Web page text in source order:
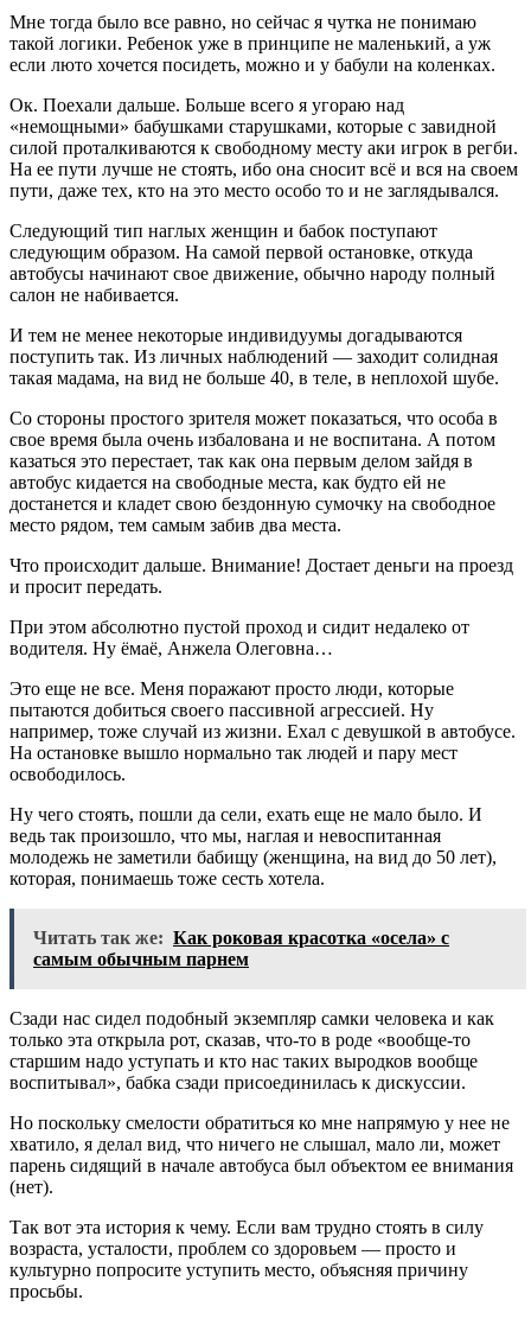
Мне тогда было все равно, но сейчас я чутка не понимаю
такой логики. Ребенок уже в принципе не маленький, а уж
если люто хочется посидеть, можно и у бабули на коленках.
Ок. Поехали дальше. Больше всего я угораю над
«немощными» бабушками старушками, которые с завидной
силой проталкиваются к свободному месту аки игрок в регби.
На ее пути лучше не стоять, ибо она сносит всё и вся на своем
пути, даже тех, кто на это место особо то и не заглядывался.
Следующий тип наглых женщин и бабок поступают
следующим образом. На самой первой остановке, откуда
автобусы начинают свое движение, обычно народу полный
салон не набивается.
И тем не менее некоторые индивидуумы догадываются
поступить так. Из личных наблюдений — заходит солидная
такая мадама, на вид не больше 40, в теле, в неплохой шубе.
Со стороны простого зрителя может показаться, что особа в
свое время была очень избалована и не воспитана. А потом
казаться это перестает, так как она первым делом зайдя в
автобус кидается на свободные места, как будто ей не
достанется и кладет свою бездонную сумочку на свободное
место рядом, тем самым забив два места.
Что происходит дальше. Внимание! Достает деньги на проезд
и просит передать.
При этом абсолютно пустой проход и сидит недалеко от
водителя. Ну ёмаё, Анжела Олеговна…
Это еще не все. Меня поражают просто люди, которые
пытаются добиться своего пассивной агрессией. Ну
например, тоже случай из жизни. Ехал с девушкой в автобусе.
На остановке вышло нормально так людей и пару мест
освободилось.
Ну чего стоять, пошли да сели, ехать еще не мало было. И
ведь так произошло, что мы, наглая и невоспитанная
молодежь не заметили бабищу (женщина, на вид до 50 лет),
которая, понимаешь тоже сесть хотела.
Читать так же: Как роковая красотка «осела» с
самым обычным парнем
Сзади нас сидел подобный экземпляр самки человека и как
только эта открыла рот, сказав, что-то в роде «вообще-то
старшим надо уступать и кто нас таких выродков вообще
воспитывал», бабка сзади присоединилась к дискуссии.
Но поскольку смелости обратиться ко мне напрямую у нее не
хватило, я делал вид, что ничего не слышал, мало ли, может
парень сидящий в начале автобуса был объектом ее внимания
(нет).
Так вот эта история к чему. Если вам трудно стоять в силу
возраста, усталости, проблем со здоровьем — просто и
культурно попросите уступить место, объясняя причину
просьбы.